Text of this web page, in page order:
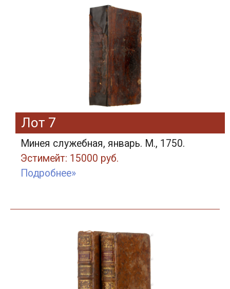
Лот 7
Минея служебная, январь. М., 1750.
Эстимейт: 15000 руб.
Подробнее»